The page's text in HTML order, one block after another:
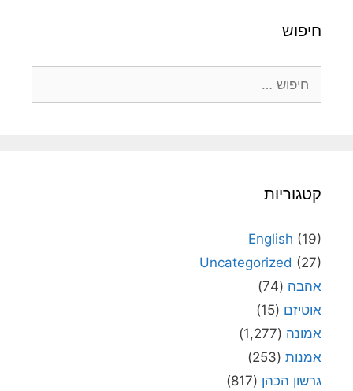
חיפוש
קטגוריות
English (19)
Uncategorized (27)
אהבה (74)
אוטיזם (15)
אמונה (1,277)
אמנות (253)
גרשון הכהן (817)